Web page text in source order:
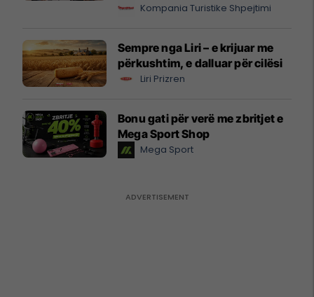
Kompania Turistike Shpejtimi
Sempre nga Liri – e krijuar me
përkushtim, e dalluar për cilësi
Liri Prizren
Bonu gati për verë me zbritjet e
Mega Sport Shop
Mega Sport